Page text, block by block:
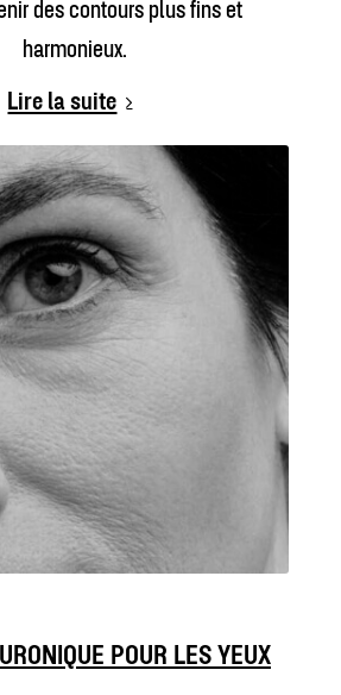
des contours plus fins et
harmonieux.
Lire la suite
POUR LES YEUX